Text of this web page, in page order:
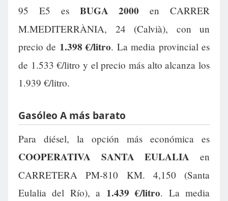
95 E5 es BUGA 2000 en CARRER
M.MEDITERRÀNIA, 24 (Calvià), con un
precio de 1.398 €/litro. La media provincial es
de 1.533 €/litro y el precio más alto alcanza los
1.939 €/litro.
Gasóleo A más barato
Para diésel, la opción más económica es
COOPERATIVA SANTA EULALIA en
CARRETERA PM-810 KM. 4,150 (Santa
Eulalia del Río), a 1.439 €/litro. La media